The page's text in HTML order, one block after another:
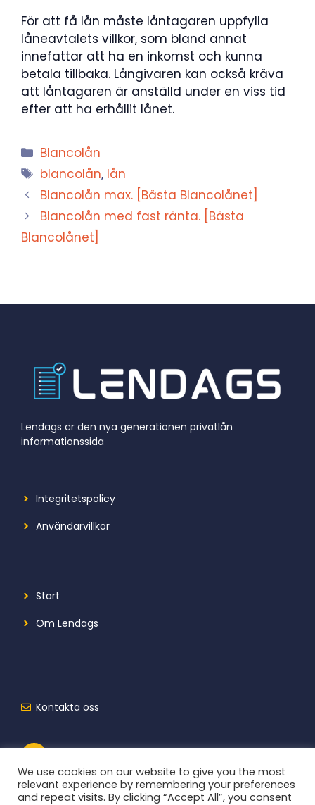
För att få lån måste låntagaren uppfylla
låneavtalets villkor, som bland annat
innefattar att ha en inkomst och kunna
betala tillbaka. Långivaren kan också kräva
att låntagaren är anställd under en viss tid
efter att ha erhållit lånet.
Kategorier
Blancolån
Etiketter
blancolån, lån
Blancolån max. [Bästa Blancolånet]
Blancolån med fast ränta. [Bästa
Blancolånet]
Lendags är den nya generationen privatlån
informationssida
Integritetspolicy
Användarvillkor
Start
Om Lendags
Kontakta oss
We use cookies on our website to give you the most
relevant experience by remembering your preferences
and repeat visits. By clicking “Accept All”, you consent